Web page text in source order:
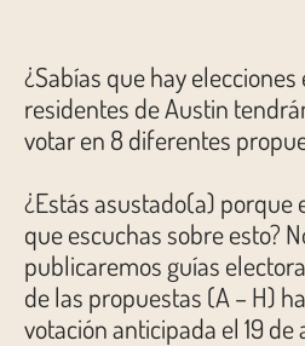
¿Sabías que hay elecciones
residentes de Austin
votar en 8 diferentes
¿Estás asustado(a) porque
que escuchas sobre esto?
publicaremos guías
de las propuestas (A – H)
votación anticipada el 19 de